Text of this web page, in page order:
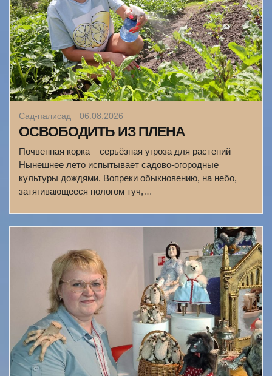
Сад-палисад 06.08.2026
ОСВОБОДИТЬ ИЗ ПЛЕНА
Почвенная корка – серьёзная угроза для растений
Нынешнее лето испытывает садово-огородные
культуры дождями. Вопреки обыкновению, на небо,
затягивающееся пологом туч,…